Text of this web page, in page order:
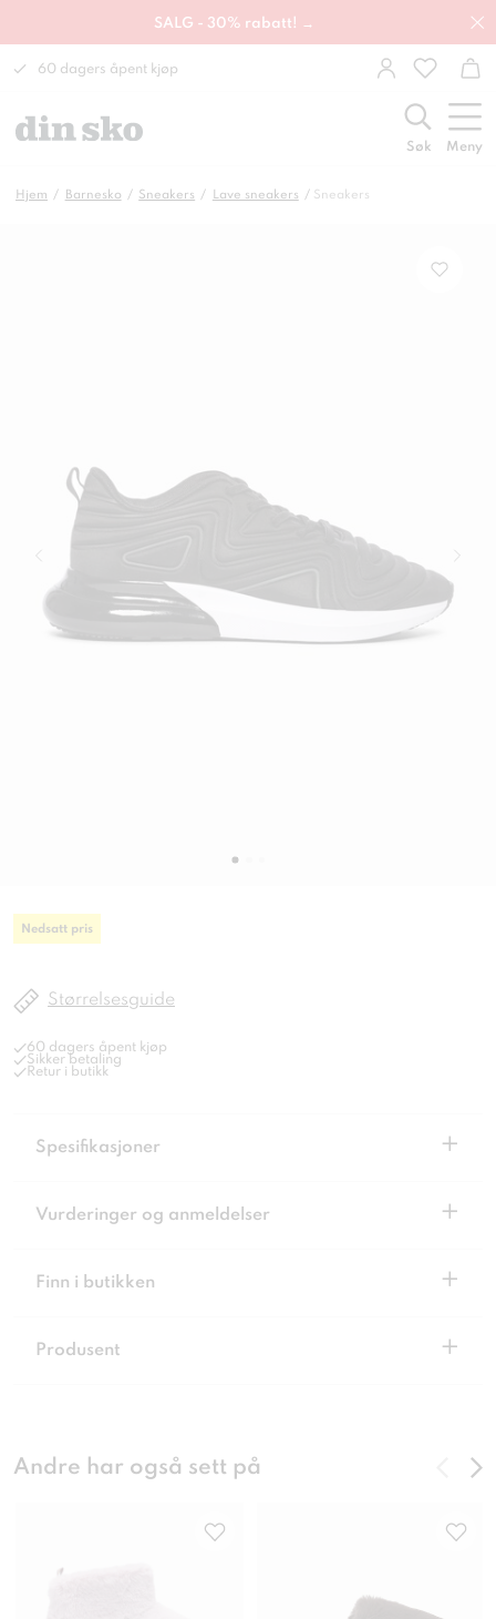
SALG - 30% rabatt! →
60 dagers åpent kjøp
Søk Meny
Hjem Barnesko Sneakers Lave sneakers Sneakers
Nedsatt pris
Størrelsesguide
60 dagers åpent kjøp
Sikker betaling
Retur i butikk
Spesifikasjoner +
Vurderinger og anmeldelser +
Finn i butikken +
Produsent +
Andre har også sett på